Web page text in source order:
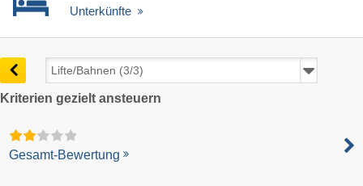
Unterkünfte
Kriterien gezielt ansteuern
Gesamt-Bewertung